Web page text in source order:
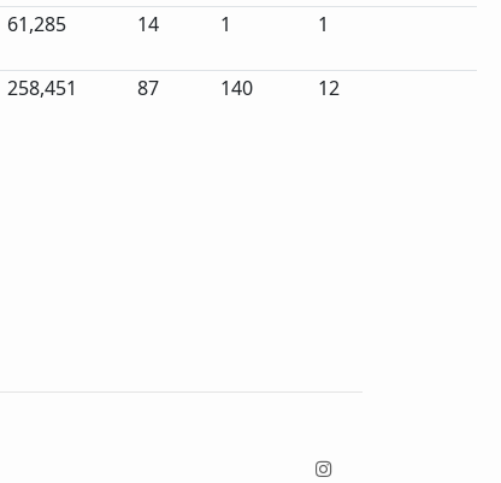
61,285 14 1 1
258,451 87 140 12